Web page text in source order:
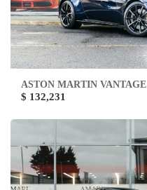
ASTON MARTIN VANTAGE
$ 132,231